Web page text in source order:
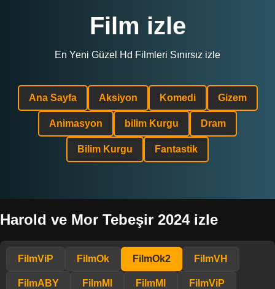
Film izle
En Yeni Güzel Hd Filmleri Sınırsız izle
Ana Sayfa Aksiyon Komedi Gizem
Animasyon bilim Kurgu Dram
Bilim Kurgu Fantastik
Harold ve Mor Tebeşir 2024 izle
FilmViP FilmOk FilmOk2 FilmVH
FilmABY FilmMl FilmMl FilmViP